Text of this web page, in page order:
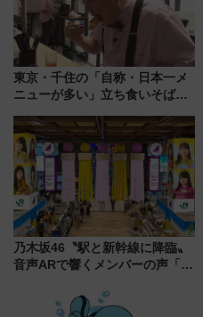
東京・千住の「自称・日本一メ
ニューが多い」立ち食いそば屋
地のふらっと立ち食いそば』
7/27夜10時～放送
乃木坂46〝駅と新幹線に降臨〟
音声ARで響くメンバーの声「真